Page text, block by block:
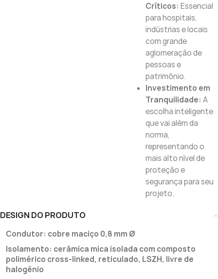
Críticos: Essencial
para hospitais,
indústrias e locais
com grande
aglomeração de
pessoas e
patrimônio.
Investimento em
Tranquilidade: A
escolha inteligente
que vai além da
norma,
representando o
mais alto nível de
proteção e
segurança para seu
projeto.
DESIGN DO PRODUTO
Condutor: cobre maciço 0,8 mm Ø
Isolamento: cerâmica mica isolada com composto
polimérico cross-linked, reticulado, LSZH, livre de
halogênio